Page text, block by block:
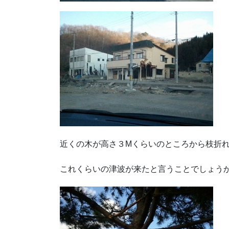
近くの木が高さ３Mくらいのところから枝折
これくらいの津波が来たと言うことでしょうか